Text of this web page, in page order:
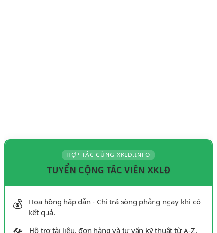
HỢP TÁC CÙNG XKLD.INFO
TUYỂN CỘNG TÁC VIÊN XKLĐ
💰
Hoa hồng hấp dẫn - Chi trả sòng phẳng ngay khi có
kết quả.
Hỗ trợ tài liệu, đơn hàng và tư vấn kỹ thuật từ A-Z.